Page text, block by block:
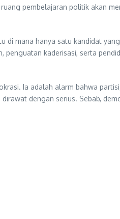
pembelajaran politik akan
di mana hanya satu kandidat
penguatan kaderisasi, serta
Ia adalah alarm bahwa
dengan serius. Sebab,